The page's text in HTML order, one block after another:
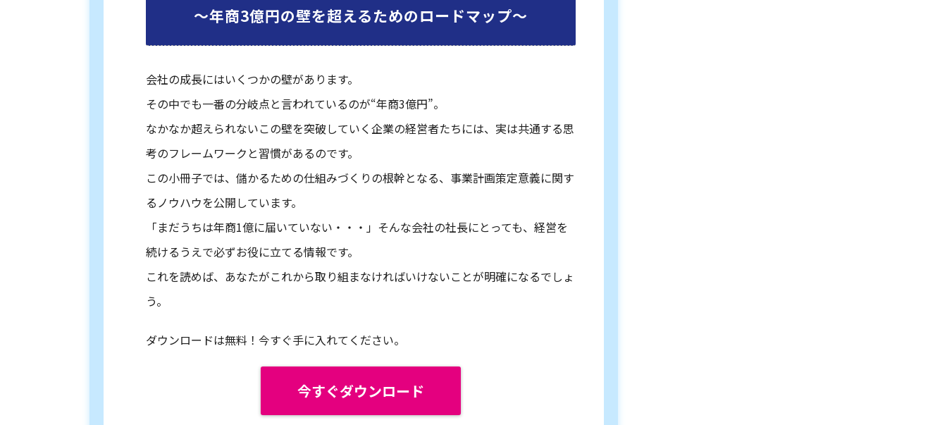
〜年商3億円の壁を超えるためのロードマップ〜
会社の成長にはいくつかの壁があります。
その中でも一番の分岐点と言われているのが“年商3億円”。
なかなか超えられないこの壁を突破していく企業の経営者たちには、実は共通する思
考のフレームワークと習慣があるのです。
この小冊子では、儲かるための仕組みづくりの根幹となる、事業計画策定意義に関す
るノウハウを公開しています。
「まだうちは年商1億に届いていない・・・」そんな会社の社長にとっても、経営を
続けるうえで必ずお役に立てる情報です。
これを読めば、あなたがこれから取り組まなければいけないことが明確になるでしょ
う。
ダウンロードは無料！今すぐ手に入れてください。
今すぐダウンロード